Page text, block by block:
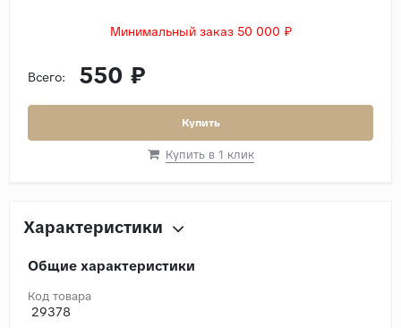
Минимальный заказ 50 000 ₽
Всего: 550 ₽
Купить
Купить в 1 клик
Характеристики
Общие характеристики
Код товара
29378